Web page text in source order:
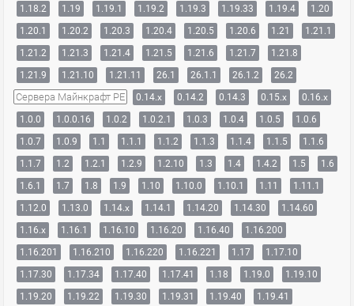
1.18.2
1.19 1.19.1 1.19.2 1.19.3 1.19.33 1.19.4
1.20
1.20.1
1.20.2 1.20.3 1.20.4 1.20.5 1.20.6 1.21
1.21.1
1.21.2
1.21.3 1.21.4 1.21.5 1.21.6 1.21.7
1.21.8
1.21.9
1.21.10 1.21.11 26.1 26.1.1 26.1.2 26.2
Сервера Майнкрафт PE 0.14.x 0.14.2 0.14.3 0.15.x
0.16.x
1.0.0
1.0.0.16 1.0.2 1.0.2.1 1.0.3 1.0.4 1.0.5
1.0.6
1.0.7
1.0.9 1.1 1.1.1 1.1.2 1.1.3 1.1.4 1.1.5
1.1.6
1.1.7
1.2 1.2.1 1.2.9 1.2.10 1.3 1.4 1.4.2 1.5
1.6
1.6.1
1.7 1.8 1.9 1.10 1.10.0 1.10.1 1.11
1.11.1
1.12.0
1.13.0 1.14.x 1.14.1 1.14.20 1.14.30
1.14.60
1.16.x
1.16.1 1.16.10 1.16.20 1.16.40
1.16.200
1.16.201
1.16.210 1.16.220 1.16.221 1.17
1.17.10
1.17.30
1.17.34 1.17.40 1.17.41 1.18 1.19.0
1.19.10
1.19.20
1.19.22 1.19.30 1.19.31 1.19.40
1.19.41